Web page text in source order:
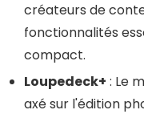
créateurs de
fonctionnalités
compact.
Loupedeck+ : Le
axé sur l'édition